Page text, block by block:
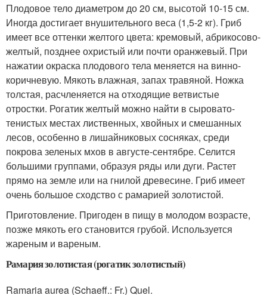
Плодовое тело диаметром до 20 см, высотой 10-15 см.
Иногда достигает внушительного веса (1,5-2 кг). Гриб
имеет все оттенки желтого цвета: кремовый, абрикосово-
желтый, позднее охристый или почти оранжевый. При
нажатии окраска плодового тела меняется на винно-
коричневую. Мякоть влажная, запах травяной. Ножка
толстая, расчленяется на отходящие ветвистые
отростки. Рогатик желтый можно найти в сыровато-
тенистых местах лиственных, хвойных и смешанных
лесов, особенно в лишайниковых сосняках, среди
покрова зеленых мхов в августе-сентябре. Селится
большими группами, образуя ряды или дуги. Растет
прямо на земле или на гнилой древесине. Гриб имеет
очень большое сходство с рамарией золотистой.
Приготовление. Пригоден в пищу в молодом возрасте,
позже мякоть его становится грубой. Используется
жареным и вареным.
Рамария золотистая (рогатик золотистый)
Ramaria aurea (Schaeff.: Fr.) Quel.